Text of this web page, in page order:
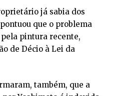
já sabia dos
que o problema
pintura recente,
de Décio à Lei da
também, que a